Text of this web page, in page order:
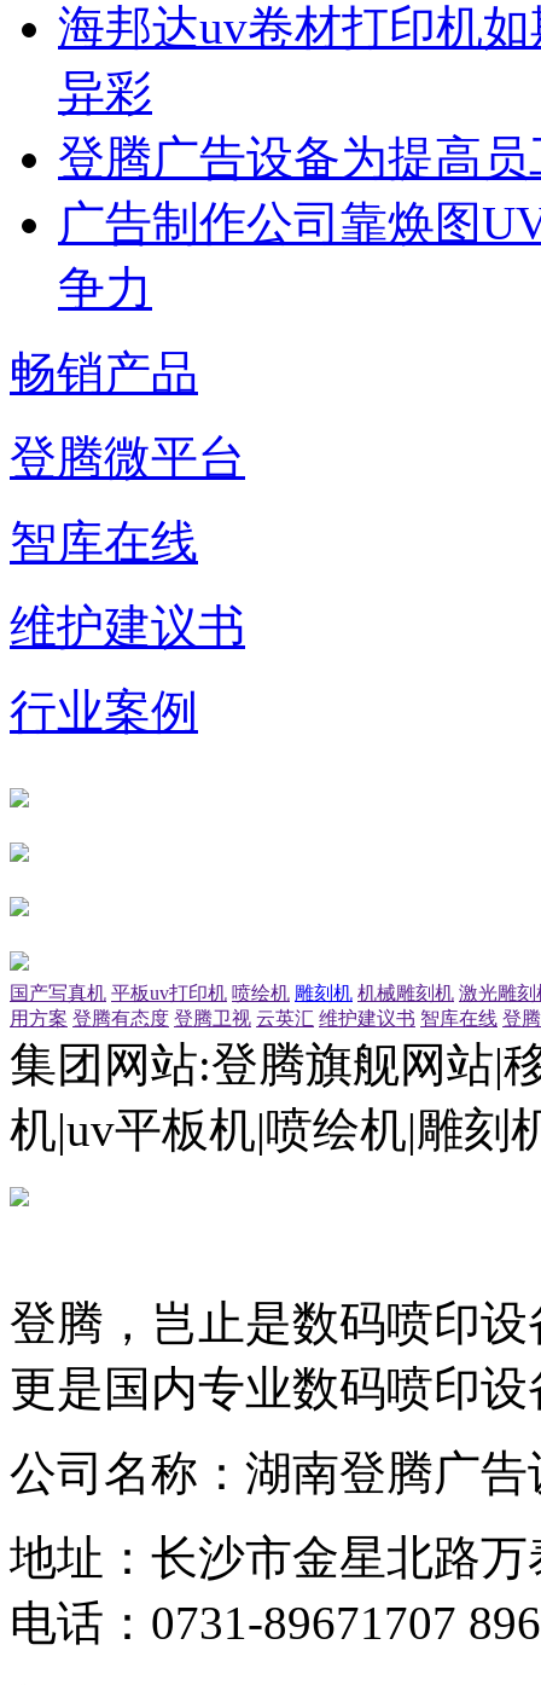
海邦达uv卷材打印机
异彩
登腾广告设备为提高
广告制作公司靠焕图
争力
畅销产品
登腾微平台
智库在线
维护建议书
行业案例
国产写真机 平板uv打印机 喷绘机 雕刻机 机械雕刻机 激光雕刻
用方案 登腾有态度 登腾卫视 云英汇 维护建议书 智库在线 登
集团网站:登腾旗舰网站|
机|uv平板机|喷绘机|雕刻
登腾，岂止是数码喷印
更是国内专业数码喷印
公司名称：湖南登腾广
地址：长沙市金星北路万
电话：0731-89671707